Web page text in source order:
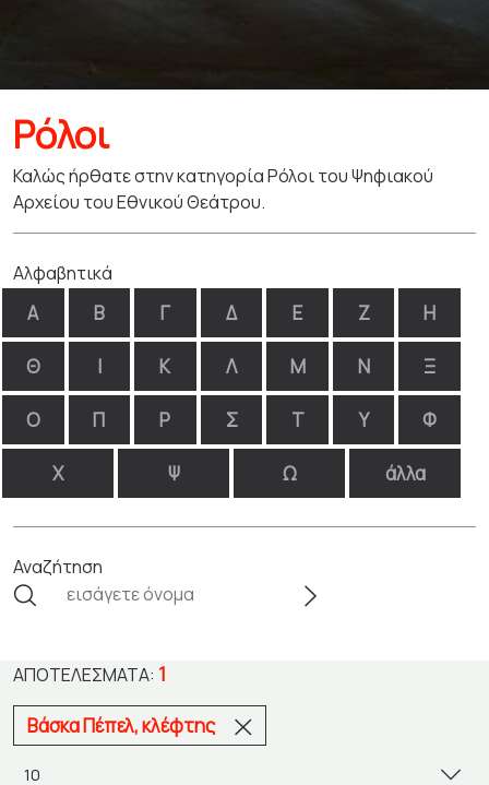
Ρόλοι
Καλώς ήρθατε στην κατηγορία Ρόλοι του Ψηφιακού
Αρχείου του Εθνικού Θεάτρου.
Αλφαβητικά
Α Β Γ Δ Ε Ζ Η
Θ Ι Κ Λ Μ Ν Ξ
Ο Π Ρ Σ Τ Υ Φ
Χ Ψ Ω άλλα
Αναζήτηση
ΑΠΟΤΕΛΈΣΜΑΤΑ: 1
Βάσκα Πέπελ, κλέφτης